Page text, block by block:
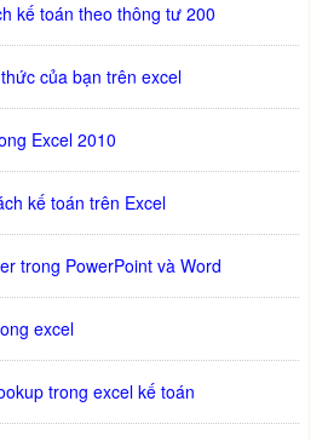
kế toán theo thông tư 200
của bạn trên excel
Excel 2010
kế toán trên Excel
trong PowerPoint và Word
excel
trong excel kế toán